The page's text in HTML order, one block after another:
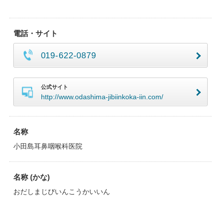
電話・サイト
019-622-0879
公式サイト
http://www.odashima-jibiinkoka-iin.com/
名称
小田島耳鼻咽喉科医院
名称 (かな)
おだしまじびいんこうかいいん